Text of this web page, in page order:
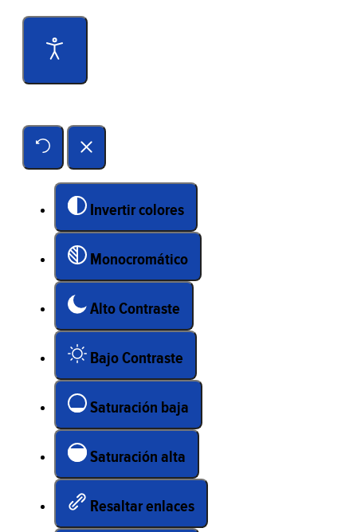
Invertir colores
Monocromático
Alto Contraste
Bajo Contraste
Saturación baja
Saturación alta
Resaltar enlaces